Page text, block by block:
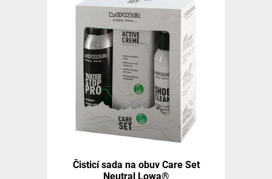
Čisticí sada na obuv Care Set
Neutral Lowa®